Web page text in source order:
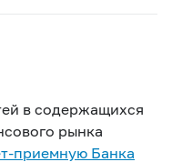
в содержащихся
рынка
приемную Банка